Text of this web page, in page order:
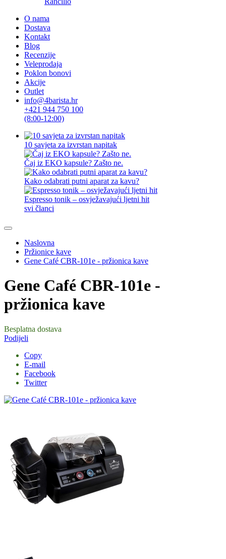
O nama
Dostava
Kontakt
Blog
Recenzije
Veleprodaja
Poklon bonovi
Akcije
Outlet
info@4barista.hr
+421 944 750 100
(8:00-12:00)
10 savjeta za izvrstan napitak
Čaj iz EKO kapsule? Zašto ne.
Kako odabrati putni aparat za kavu?
Espresso tonik – osvježavajući ljetni hit
svi članci
Naslovna
Pržionice kave
Gene Café CBR-101e - pržionica kave
Gene Café CBR-101e -
pržionica kave
Besplatna dostava
Podijeli
Copy
E-mail
Facebook
Twitter